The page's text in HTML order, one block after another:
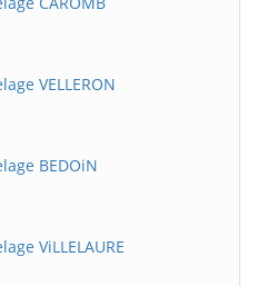
VELLERON
BEDOiN
ViLLELAURE